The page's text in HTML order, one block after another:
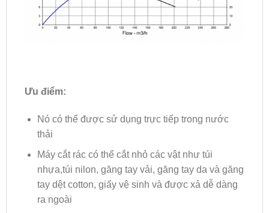
Ưu điểm:
Nó có thể được sử dụng trực tiếp trong nước
thải
Máy cắt rác có thể cắt nhỏ các vật như túi
nhựa,túi nilon, găng tay vải, găng tay da và găng
tay dệt cotton, giấy vệ sinh và được xả dễ dàng
ra ngoài